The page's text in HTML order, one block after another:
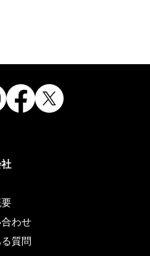
わせ
質問